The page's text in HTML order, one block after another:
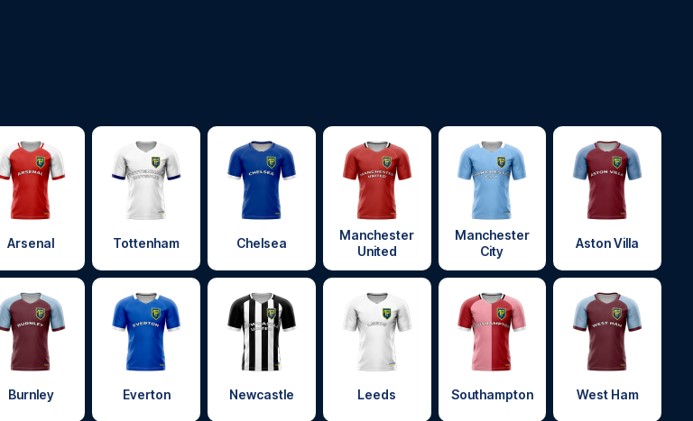
Arsenal Tottenham Chelsea
Manchester
United
Manchester
City
Aston Villa
Burnley Everton Newcastle Leeds Southampton West Ham